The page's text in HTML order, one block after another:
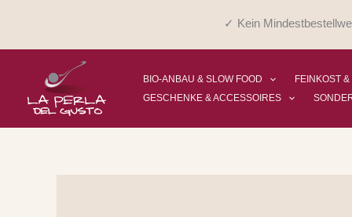
✓ Kein
BIO-ANBAU & SLOW FOOD FEINKOST
GESCHENKE & ACCESSOIRES